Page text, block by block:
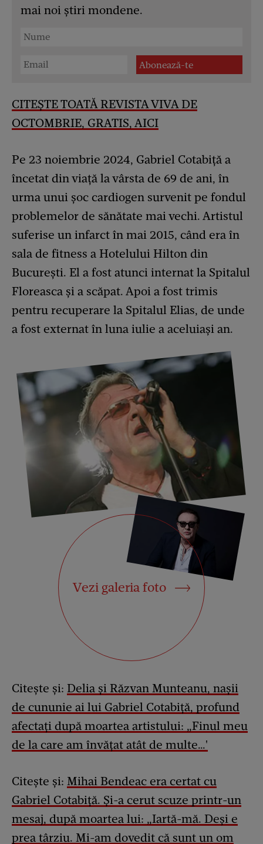
mai noi știri mondene.
CITEȘTE TOATĂ REVISTA VIVA DE
OCTOMBRIE, GRATIS, AICI
Pe 23 noiembrie 2024, Gabriel Cotabiță a
încetat din viață la vârsta de 69 de ani, în
urma unui șoc cardiogen survenit pe fondul
problemelor de sănătate mai vechi. Artistul
suferise un infarct în mai 2015, când era în
sala de fitness a Hotelului Hilton din
Bucureşti. El a fost atunci internat la Spitalul
Floreasca și a scăpat. Apoi a fost trimis
pentru recuperare la Spitalul Elias, de unde
a fost externat în luna iulie a aceluiași an.
Vezi galeria foto
Citește și: Delia și Răzvan Munteanu, nașii
de cununie ai lui Gabriel Cotabiță, profund
afectați după moartea artistului: „Finul meu
de la care am învățat atât de multe…'
Citește și: Mihai Bendeac era certat cu
Gabriel Cotabiță. Și-a cerut scuze printr-un
mesaj, după moartea lui: „Iartă-mă. Deşi e
prea târziu. Mi-am dovedit că sunt un om